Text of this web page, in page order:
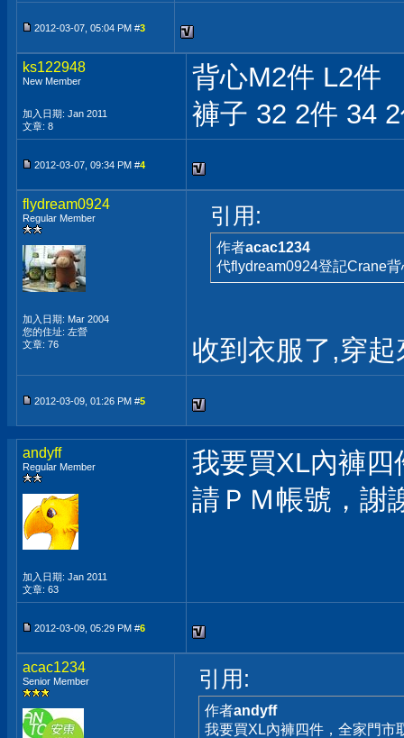
2012-03-07, 05:04 PM #3
ks122948
New Member
加入日期: Jan 2011
文章: 8
背心M2件 L2件
褲子 32 2件 34
2012-03-07, 09:34 PM #4
flydream0924
Regular Member
加入日期: Mar 2004
您的住址: 左營
文章: 76
引用:
作者acac1234
代flydream0924登記Crane
收到衣服了,穿
2012-03-09, 01:26 PM #5
andyff
Regular Member
加入日期: Jan 2011
文章: 63
我要買XL內褲
請ＰＭ帳號，謝
2012-03-09, 05:29 PM #6
acac1234
Senior Member 引用:
作者andyff
我要買XL內褲四件，全家門市